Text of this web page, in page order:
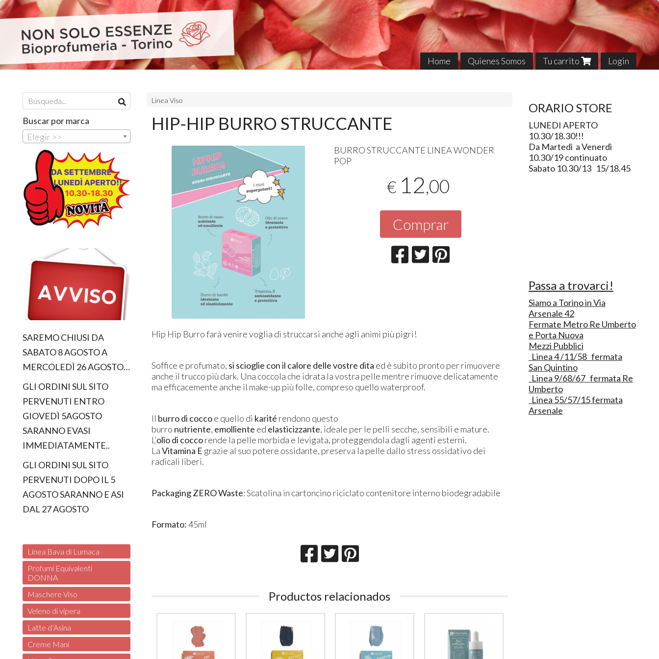
Home Quienes Somos Tu carrito Login
Linea Viso
HIP-HIP BURRO STRUCCANTE
BURROSTRUCCANTE LINEAWONDER
POP
€ 12,00
Comprar
Hip Hip Burro farà venire voglia di struccarsi anche agli animi più pigri!
Soffice e profumato, si scioglie con il calore delle vostre dita ed è subito pronto per rimuovere
anche il trucco più dark. Una coccola che idrata la vostra pelle mentre rimuove delicatamente
ma efficacemente anche il make-up più folle, compreso quello waterproof.
Il burro di coccoe quello di karité rendono questo
burro nutriente, emolliente ed elasticizzante, ideale per le pelli secche, sensibili e mature.
L’olio di coccorende la pelle morbida e levigata, proteggendola dagli agenti esterni.
La Vitamina E grazie al suo potere ossidante, preserva la pelle dallo stress ossidativo dei
radicali liberi.
Packaging ZERO Waste: Scatolina in cartoncino riciclato contenitore interno biodegradabile
Formato: 45ml
Productos relacionados
Buscar por marca
Elegir >>
SAREMO CHIUSI DA
SABATO 8 AGOSTO A
MERCOLEDÌ 26 AGOSTO…
GLI ORDINI SUL SITO
PERVENUTI ENTRO
GIOVEDÌ 5AGOSTO
SARANNO EVASI
IMMEDIATAMENTE..
GLI ORDINI SUL SITO
PERVENUTI DOPO IL 5
AGOSTO SARANNO E ASI
DAL 27 AGOSTO
Linea Bava di Lumaca
Profumi Equivalenti
DONNA
Maschere Viso
Veleno di vipera
Latte d’Asina
Creme Mani
ORARIO STORE
LUNEDI APERTO
10.30/18.30!!!
Da Martedì a Venerdì
10.30/19 continuato
Sabato 10.30/13 15/18.45
Passa a trovarci!
Siamo a Torino in Via
Arsenale 42
Fermate Metro Re Umberto
e Porta Nuova
Mezzi Pubblici
Linea 4 /11/58 fermata
San Quintino
Linea 9/68/67 fermata Re
Umberto
Linea 55/57/15 fermata
Arsenale